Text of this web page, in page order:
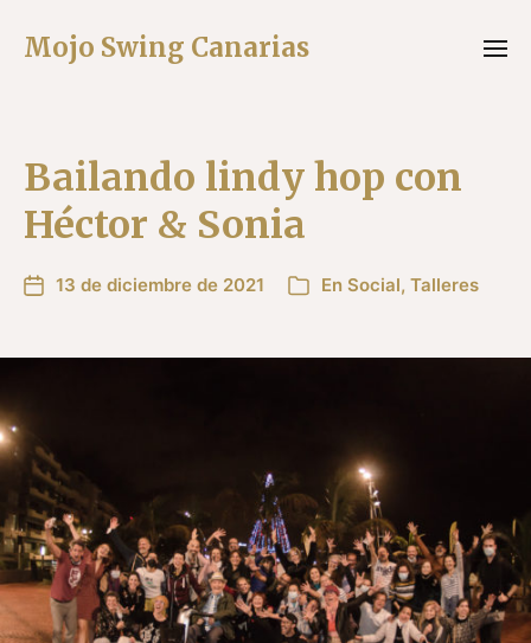
Mojo Swing Canarias
Bailando lindy hop con
Héctor & Sonia
13 de diciembre de 2021 En Social, Talleres